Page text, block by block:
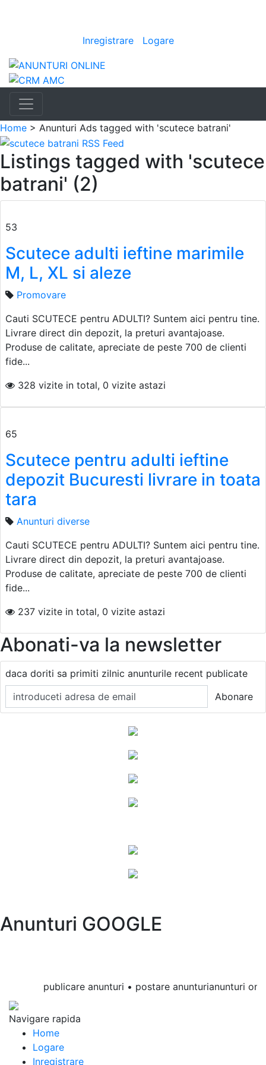
Inregistrare Logare
Home > Anunturi Ads tagged with 'scutece batrani'
Listings tagged with 'scutece
batrani' (2)
53
Scutece adulti ieftine marimile
M, L, XL si aleze
Promovare
Cauti SCUTECE pentru ADULTI? Suntem aici pentru tine.
Livrare direct din depozit, la preturi avantajoase.
Produse de calitate, apreciate de peste 700 de clienti
fide...
328 vizite in total, 0 vizite astazi
65
Scutece pentru adulti ieftine
depozit Bucuresti livrare in toata
tara
Anunturi diverse
Cauti SCUTECE pentru ADULTI? Suntem aici pentru tine.
Livrare direct din depozit, la preturi avantajoase.
Produse de calitate, apreciate de peste 700 de clienti
fide...
237 vizite in total, 0 vizite astazi
Abonati-va la newsletter
daca doriti sa primiti zilnic anunturile recent publicate
Anunturi GOOGLE
publicare anunturi • postare anunturianunturi
Navigare rapida
Home
Logare
Inregistrare